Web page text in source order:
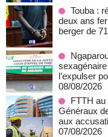
Touba :
deux ans
berger de
l’expulser
08/08/2026
FTTH
Généraux
aux
07/08/2026